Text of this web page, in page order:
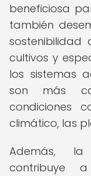
beneficiosa
también
sostenibilidad
cultivos y
los sistemas
son más
condiciones
climático, las
Además, la
contribuye